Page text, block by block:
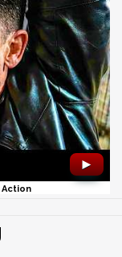
►
Action